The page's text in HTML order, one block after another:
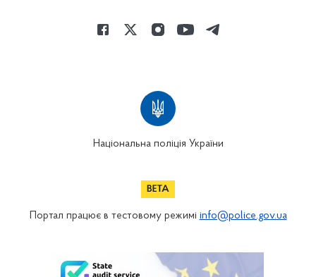
Національна поліція України
Портал працює в тестовому режимі info@police.gov.ua